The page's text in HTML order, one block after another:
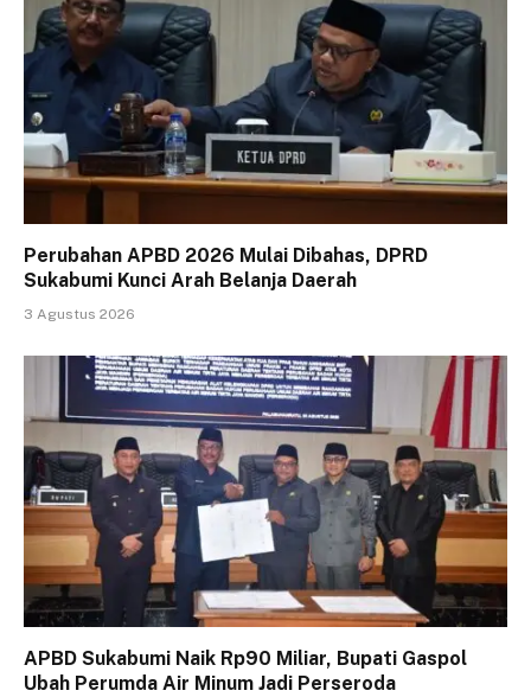
Perubahan APBD 2026 Mulai Dibahas, DPRD
Sukabumi Kunci Arah Belanja Daerah
3 Agustus 2026
APBD Sukabumi Naik Rp90 Miliar, Bupati Gaspol
Ubah Perumda Air Minum Jadi Perseroda